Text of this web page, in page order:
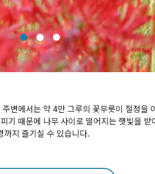
변에서는 약 4만 그루의 꽃무릇이 절정을
기 때문에 나무 사이로 떨어지는 햇빛을
지 즐기실 수 있습니다.